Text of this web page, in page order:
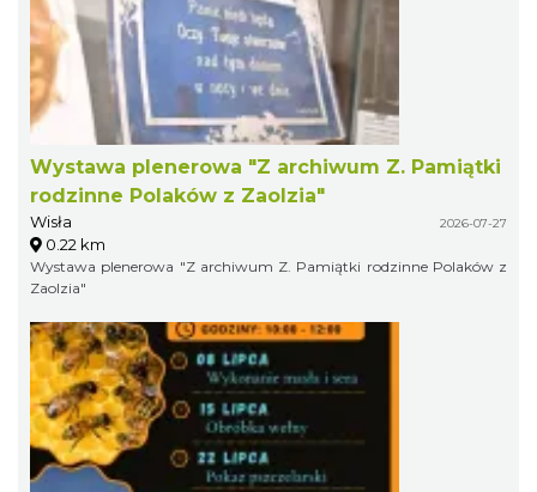
Wystawa plenerowa "Z archiwum Z. Pamiątki
rodzinne Polaków z Zaolzia"
Wisła 2026-07-27
0.22 km
Wystawa plenerowa "Z archiwum Z. Pamiątki rodzinne Polaków z
Zaolzia"